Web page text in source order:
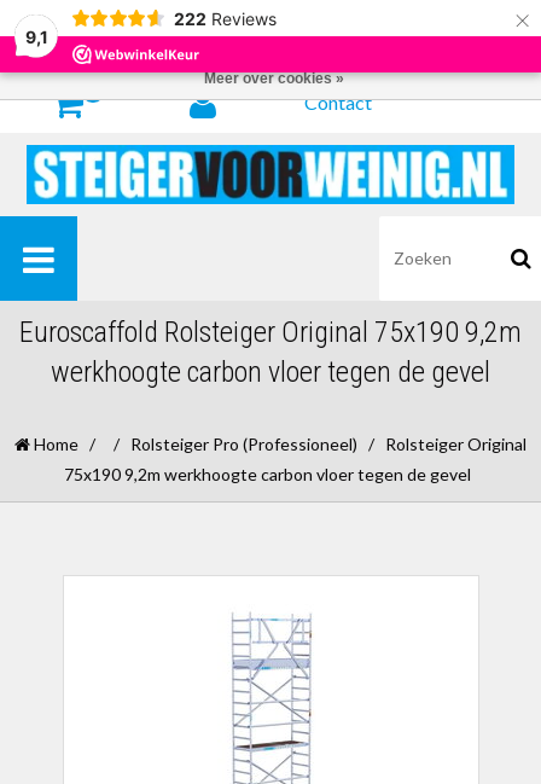
9,1
222 Reviews ×
Contact
Euroscaffold Rolsteiger Original 75x190 9,2m
werkhoogte carbon vloer tegen de gevel
Home / / Rolsteiger Pro (Professioneel) / Rolsteiger Original
75x190 9,2m werkhoogte carbon vloer tegen de gevel
Door het gebruiken van onze website, ga je akkoord met het gebruik van
cookies om onze website te verbeteren.
Meer over cookies »